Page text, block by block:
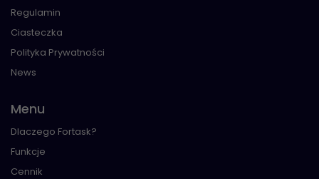
Regulamin
Ciasteczka
Polityka Prywatności
News
Menu
Dlaczego Fortask?
Funkcje
Cennik